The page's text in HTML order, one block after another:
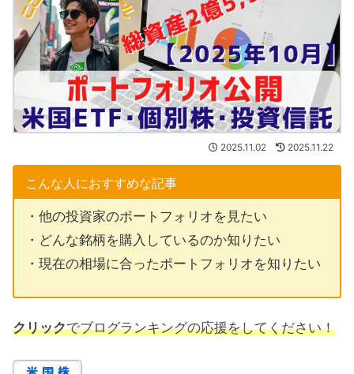
2025.11.02 2025.11.22
こんな人におすすめな記事
・他の投資家のポートフォリオを見たい
・どんな銘柄を購入しているのか知りたい
・現在の相場に合ったポートフォリオを知りたい
クリックでブログランキングの応援をしてください！